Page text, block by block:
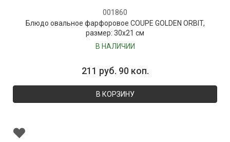
001860
Блюдо овальное фарфоровое COUPE GOLDEN ORBIT,
размер: 30х21 см
В НАЛИЧИИ
211 руб. 90 коп.
В КОРЗИНУ